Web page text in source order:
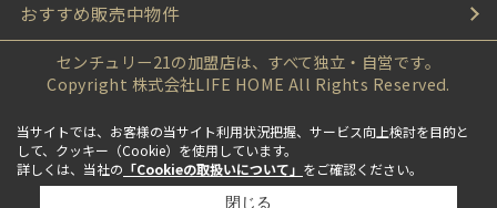
おすすめ販売中物件
センチュリー21の加盟店は、すべて独立・自営です。
Copyright 株式会社LIFE HOME All Rights Reserved.
当サイトでは、お客様の当サイト利用状況把握、サービス向上検討を目的と
して、クッキー（Cookie）を使用しています。
詳しくは、当社の 「Cookieの取扱いについて」 をご確認ください。
閉じる